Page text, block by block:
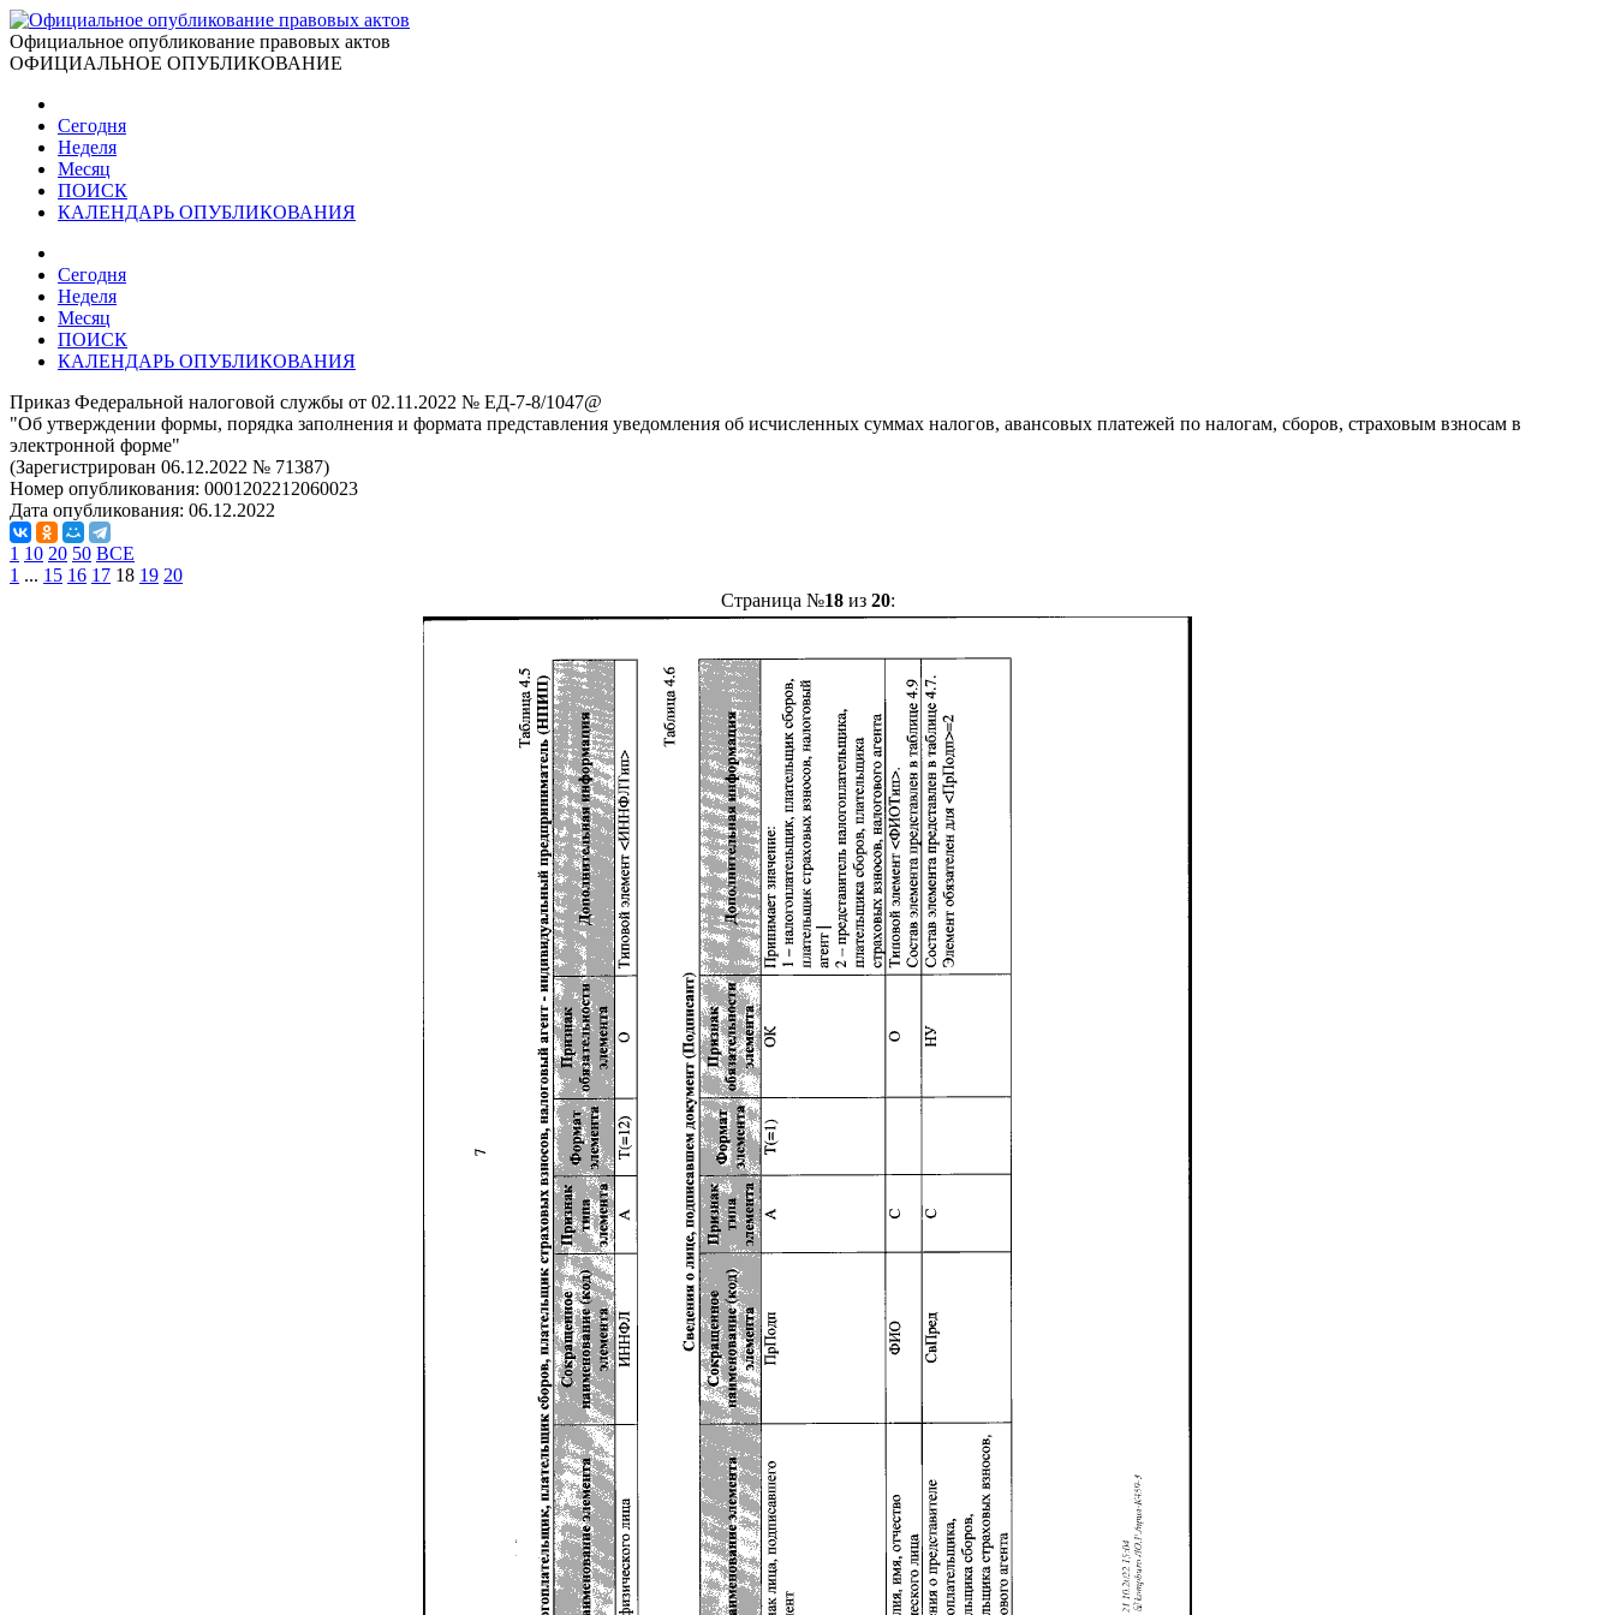
Официальное опубликование правовых актов
ОФИЦИАЛЬНОЕ ОПУБЛИКОВАНИЕ
Сегодня
Неделя
Месяц
ПОИСК
КАЛЕНДАРЬ ОПУБЛИКОВАНИЯ
Сегодня
Неделя
Месяц
ПОИСК
КАЛЕНДАРЬ ОПУБЛИКОВАНИЯ
Приказ Федеральной налоговой службы от 02.11.2022 № ЕД-7-8/1047@
"Об утверждении формы, порядка заполнения и формата представления уведомления об исчисленных суммах налогов, авансовых платежей по налогам, сборов, страховым взносам в
электронной форме"
(Зарегистрирован 06.12.2022 № 71387)
Номер опубликования: 0001202212060023
Дата опубликования: 06.12.2022
1 10 20 50 ВСЕ
1 ... 15 16 17 18 19 20
Страница №18из 20: